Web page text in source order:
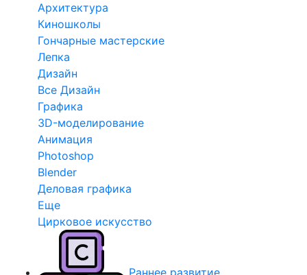
Архитектура
Киношколы
Гончарные мастерские
Лепка
Дизайн
Все Дизайн
Графика
3D-моделирование
Анимация
Photoshop
Blender
Деловая графика
Еще
Цирковое искусство